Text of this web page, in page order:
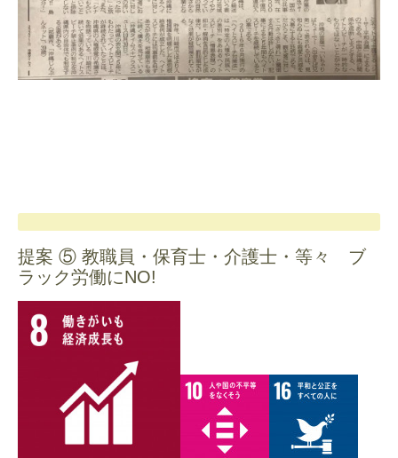
提案 ⑤ 教職員・保育士・介護士・等々 ブ
ラック労働にNO!